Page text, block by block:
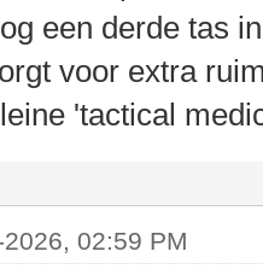
een derde tas
voor extra
'tactical
02:59 PM